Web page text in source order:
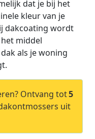
dat je bij het
kleur van je
dakcoating wordt
middel
als je woning
Ontvang tot5
uit